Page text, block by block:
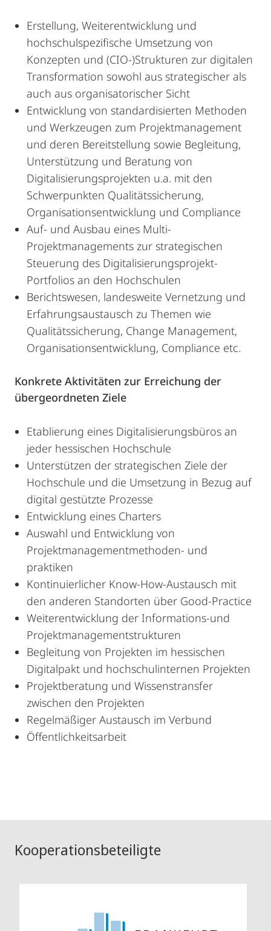
Erstellung, Weiterentwicklung und
hochschulspezifische Umsetzung von
Konzepten und (CIO-)Strukturen zur digitalen
Transformation sowohl aus strategischer als
auch aus organisatorischer Sicht
Entwicklung von standardisierten Methoden
und Werkzeugen zum Projektmanagement
und deren Bereitstellung sowie Begleitung,
Unterstützung und Beratung von
Digitalisierungsprojekten u.a. mit den
Schwerpunkten Qualitätssicherung,
Organisationsentwicklung und Compliance
Auf- und Ausbau eines Multi-
Projektmanagements zur strategischen
Steuerung des Digitalisierungsprojekt-
Portfolios an den Hochschulen
Berichtswesen, landesweite Vernetzung und
Erfahrungsaustausch zu Themen wie
Qualitätssicherung, Change Management,
Organisationsentwicklung, Compliance etc.
Konkrete Aktivitäten zur Erreichung der
übergeordneten Ziele
Etablierung eines Digitalisierungsbüros an
jeder hessischen Hochschule
Unterstützen der strategischen Ziele der
Hochschule und die Umsetzung in Bezug auf
digital gestützte Prozesse
Entwicklung eines Charters
Auswahl und Entwicklung von
Projektmanagementmethoden- und
praktiken
Kontinuierlicher Know-How-Austausch mit
den anderen Standorten über Good-Practice
Weiterentwicklung der Informations-und
Projektmanagementstrukturen
Begleitung von Projekten im hessischen
Digitalpakt und hochschulinternen Projekten
Projektberatung und Wissenstransfer
zwischen den Projekten
Regelmäßiger Austausch im Verbund
Öffentlichkeitsarbeit
Kooperationsbeteiligte